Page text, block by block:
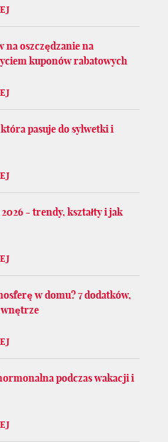
na oszczędzanie na
kuponów rabatowych
pasuje do sylwetki i
- trendy, kształty i jak
w domu? 7 dodatków,
wnętrze
podczas wakacji i